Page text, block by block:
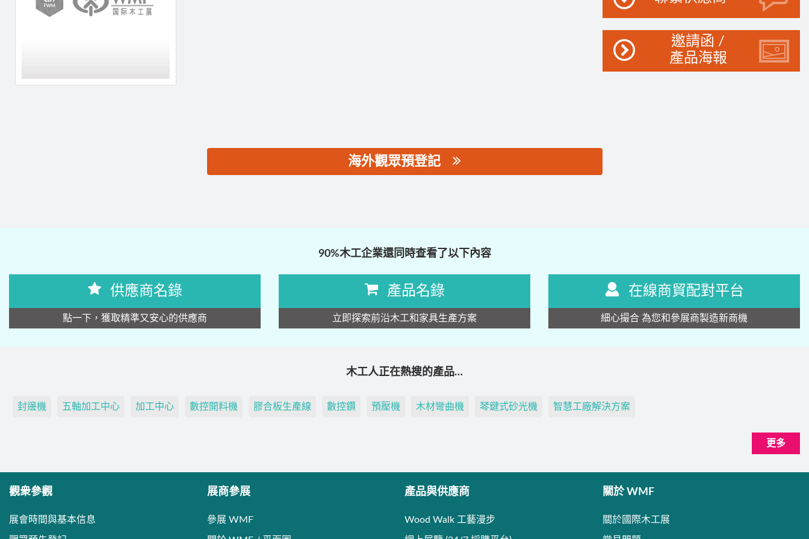
邀請函 /
產品海報
海外觀眾預登記
90%木工企業還同時查看了以下內容
供應商名錄
點一下，獲取精準又安心的供應商
產品名錄
立即探索前沿木工和家具生產方案
在線商貿配對平台
細心撮合 為您和參展商製造新商機
木工人正在熱搜的產品…
封邊機 五軸加工中心 加工中心 數控開料機 膠合板生產線 數控鑽 預壓機 木材彎曲機 琴鍵式砂光機 智慧工廠解決方案
更多
觀衆參觀
展會時間與基本信息
展商參展
參展 WMF
產品與供應商
Wood Walk 工藝漫步
關於 WMF
關於國際木工展